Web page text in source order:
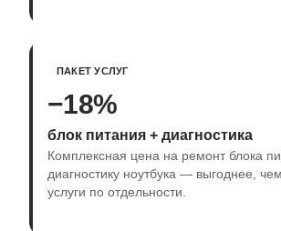
ПАКЕТ УСЛУГ
−18%
блок питания + диагностика
Комплексная цена на ремонт блока
диагностику ноутбука — выгоднее,
услуги по отдельности.